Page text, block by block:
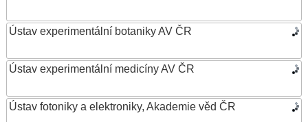
Ústav experimentální botaniky AV ČR
Ústav experimentální medicíny AV ČR
Ústav fotoniky a elektroniky, Akademie věd ČR